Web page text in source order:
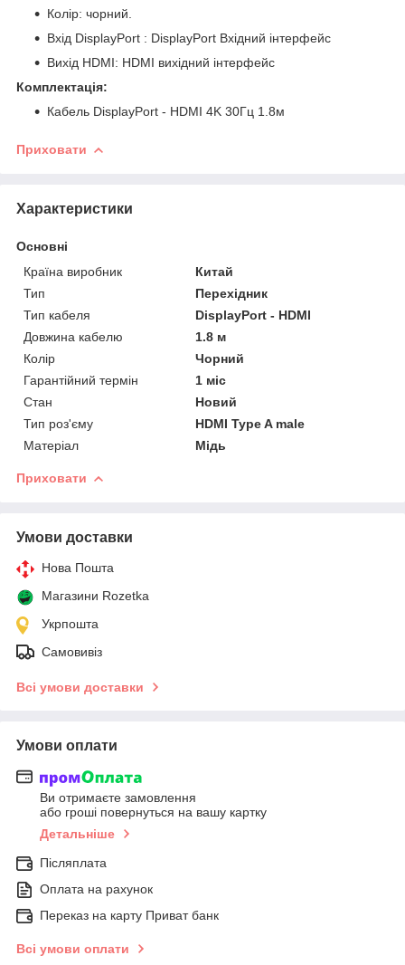
Колір: чорний.
Вхід DisplayPort : DisplayPort Вхідний інтерфейс
Вихід HDMI: HDMI вихідний інтерфейс
Комплектація:
Кабель DisplayPort - HDMI 4K 30Гц 1.8м
Приховати
Характеристики
Основні
Країна виробник
Китай
Тип
Перехідник
Тип кабеля
DisplayPort - HDMI
Довжина кабелю
1.8 м
Колір
Чорний
Гарантійний термін
1 міс
Стан
Новий
Тип роз'єму
HDMI Type A male
Матеріал
Мідь
Приховати
Умови доставки
Нова Пошта
Магазини Rozetka
Укрпошта
Самовивіз
Всі умови доставки
Умови оплати
Ви отримаєте замовлення
або гроші повернуться на вашу картку
Детальніше
Післяплата
Оплата на рахунок
Переказ на карту Приват банк
Всі умови оплати